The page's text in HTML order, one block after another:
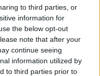
to third parties, or
information for
the below opt-out
note that after your
continue seeing
information utilized by
to third parties prior to